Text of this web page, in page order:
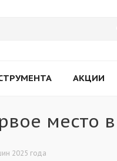
АКЦИИ
место
2025 года